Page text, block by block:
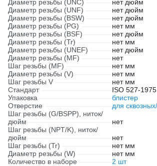
Диаметр резьбы (UNC)
нет дюйм
Диаметр резьбы (UNF)
нет дюйм
Диаметр резьбы (BSW)
нет дюйм
Диаметр резьбы (PG)
нет мм
Диаметр резьбы (BSF)
нет дюйм
Диаметр резьбы (Tr)
нет мм
Диаметр резьбы (UNEF)
нет дюйм
Диаметр резьбы (MF)
нет
Шаг резьбы (MF)
нет мм
Диаметр резьбы (V)
нет мм
Шаг резьбы V
нет мм
Стандарт
ISO 527-1975
Упаковка
блистер
Отверстие
для
Шаг резьбы (G/BSPP), ниток/
дюйм
нет
Шаг резьбы (NPT/K), ниток/
дюйм
нет
Шаг резьбы (Tr)
нет мм
Диаметр резьбы (W)
нет мм
Количество в наборе
2 шт